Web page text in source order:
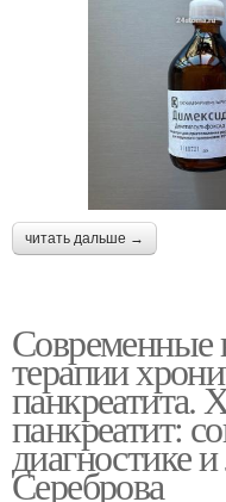
читать дальше →
Современные
терапии
панкреатита.
панкреатит:
диагностике
Сереброва